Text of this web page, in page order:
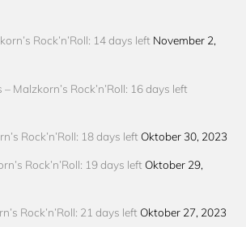
Rock’n’Roll: 14 days left November 2,
Malzkorn’s Rock’n’Roll: 16 days left
Rock’n’Roll: 18 days left Oktober 30, 2023
Rock’n’Roll: 19 days left Oktober 29,
Rock’n’Roll: 21 days left Oktober 27, 2023